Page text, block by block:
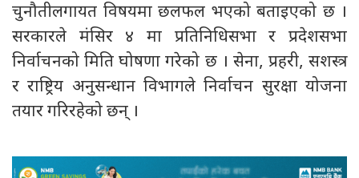
चुनौतीलगायत विषयमा छलफल भएको बताइएको छ ।
सरकारले मंसिर ४ मा प्रतिनिधिसभा र प्रदेशसभा
निर्वाचनको मिति घोषणा गरेको छ । सेना, प्रहरी, सशस्त्र
र राष्ट्रिय अनुसन्धान विभागले निर्वाचन सुरक्षा योजना
तयार गरिरहेको छन् ।